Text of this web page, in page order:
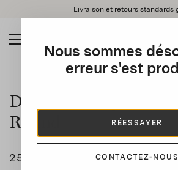
note:
website
an
Livraison et retours standards
Nous sommes
erreur s'est
RÉESSAYER
CONTACTEZ-NOUS
This is a carousel with auto-rotating
Dolcevita Stripe
Round
250 CHF SET OF 2